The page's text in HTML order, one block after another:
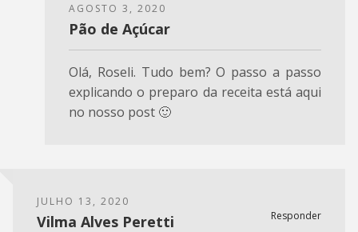
AGOSTO 3, 2020
Pão de Açúcar
Olá, Roseli. Tudo bem? O passo a passo
explicando o preparo da receita está aqui
no nosso post 🙂
JULHO 13, 2020
Responder
Vilma Alves Peretti